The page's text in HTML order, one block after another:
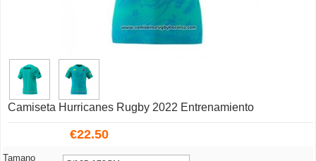
Camiseta Hurricanes Rugby 2022 Entrenamiento
€22.50
Tamano